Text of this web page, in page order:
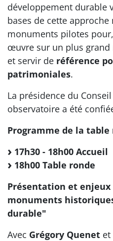
développement durable
bases de cette
monuments pilotes
œuvre sur un plus
et servir de référence
patrimoniales.
La présidence du
observatoire a été
Programme de la table
17h30 - 18h00 Accueil
18h00 Table ronde
Présentation et
monuments
durable"
Avec Grégory Quenet et